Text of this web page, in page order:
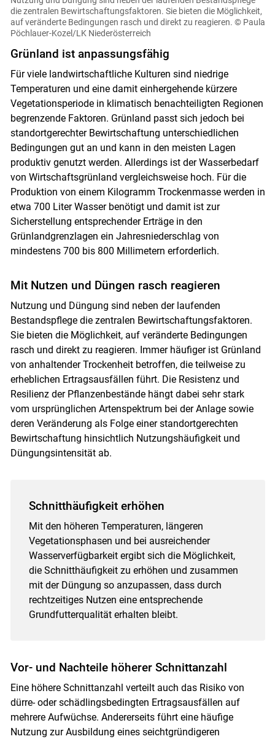
die zentralen Bewirtschaftungsfaktoren. Sie bieten die Möglichkeit,
auf veränderte Bedingungen rasch und direkt zu reagieren. © Paula
Pöchlauer-Kozel/LK Niederösterreich
Grünland ist anpassungsfähig
Für viele landwirtschaftliche Kulturen sind niedrige
Temperaturen und eine damit einhergehende kürzere
Vegetationsperiode in klimatisch benachteiligten Regionen
begrenzende Faktoren. Grünland passt sich jedoch bei
standortgerechter Bewirtschaftung unterschiedlichen
Bedingungen gut an und kann in den meisten Lagen
produktiv genutzt werden. Allerdings ist der Wasserbedarf
von Wirtschaftsgrünland vergleichsweise hoch. Für die
Produktion von einem Kilogramm Trockenmasse werden in
etwa 700 Liter Wasser benötigt und damit ist zur
Sicherstellung entsprechender Erträge in den
Grünlandgrenzlagen ein Jahresniederschlag von
mindestens 700 bis 800 Millimetern erforderlich.
Mit Nutzen und Düngen rasch reagieren
Nutzung und Düngung sind neben der laufenden
Bestandspflege die zentralen Bewirtschaftungsfaktoren.
Sie bieten die Möglichkeit, auf veränderte Bedingungen
rasch und direkt zu reagieren. Immer häufiger ist Grünland
von anhaltender Trockenheit betroffen, die teilweise zu
erheblichen Ertragsausfällen führt. Die Resistenz und
Resilienz der Pflanzenbestände hängt dabei sehr stark
vom ursprünglichen Artenspektrum bei der Anlage sowie
deren Veränderung als Folge einer standortgerechten
Bewirtschaftung hinsichtlich Nutzungshäufigkeit und
Düngungsintensität ab.
Schnitthäufigkeit erhöhen
Mit den höheren Temperaturen, längeren
Vegetationsphasen und bei ausreichender
Wasserverfügbarkeit ergibt sich die Möglichkeit,
die Schnitthäufigkeit zu erhöhen und zusammen
mit der Düngung so anzupassen, dass durch
rechtzeitiges Nutzen eine entsprechende
Grundfutterqualität erhalten bleibt.
Vor- und Nachteile höherer Schnittanzahl
Eine höhere Schnittanzahl verteilt auch das Risiko von
dürre- oder schädlingsbedingten Ertragsausfällen auf
mehrere Aufwüchse. Andererseits führt eine häufige
Nutzung zur Ausbildung eines seichtgründigeren